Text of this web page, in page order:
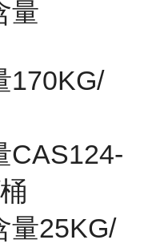
量
170KG/
CAS124-
量25KG/